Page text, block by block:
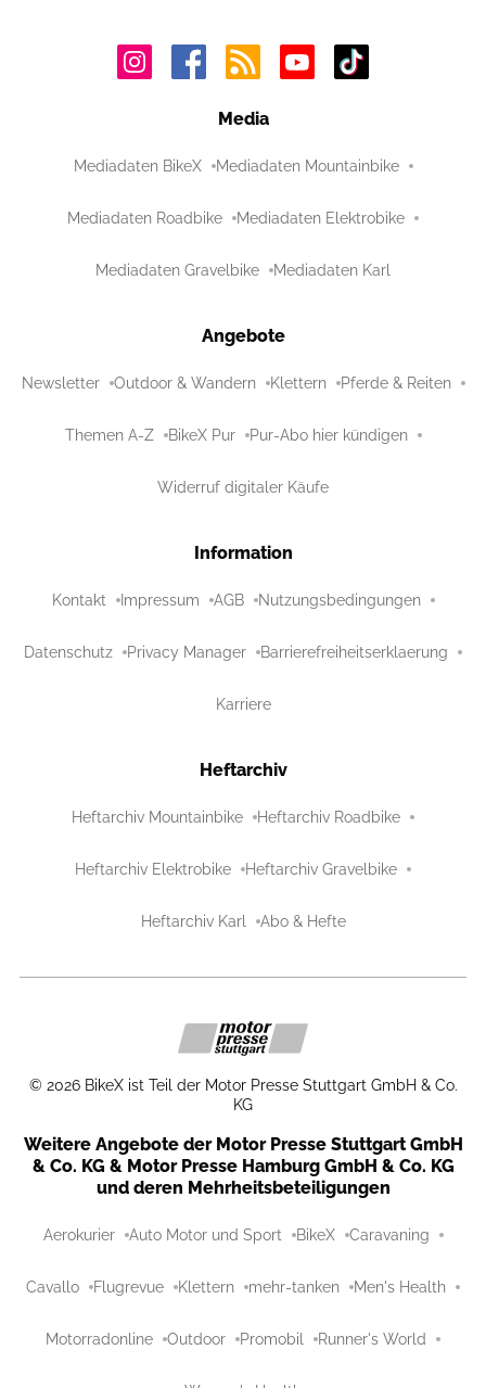
Media
Mediadaten BikeX Mediadaten Mountainbike
Mediadaten Roadbike Mediadaten Elektrobike
Mediadaten Gravelbike Mediadaten Karl
Angebote
Newsletter Outdoor & Wandern Klettern Pferde & Reiten
Themen A-Z BikeX Pur Pur-Abo hier kündigen
Widerruf digitaler Käufe
Information
Kontakt Impressum AGB Nutzungsbedingungen
Datenschutz Privacy Manager Barrierefreiheitserklaerung
Karriere
Heftarchiv
Heftarchiv Mountainbike Heftarchiv Roadbike
Heftarchiv Elektrobike Heftarchiv Gravelbike
Heftarchiv Karl Abo & Hefte
© 2026 BikeX ist Teil der Motor Presse Stuttgart GmbH & Co.
KG
Weitere Angebote der Motor Presse Stuttgart GmbH
& Co. KG & Motor Presse Hamburg GmbH & Co. KG
und deren Mehrheitsbeteiligungen
Aerokurier Auto Motor und Sport BikeX Caravaning
Cavallo Flugrevue Klettern mehr-tanken Men's Health
Motorradonline Outdoor Promobil Runner's World